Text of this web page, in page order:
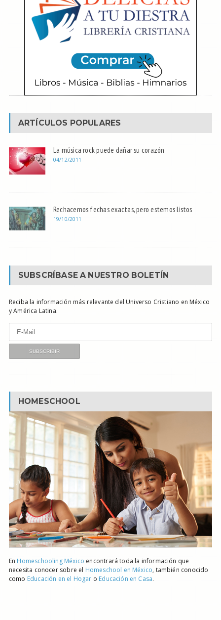
ARTÍCULOS POPULARES
La música rock puede dañar su corazón
04/12/2011
Rechacemos fechas exactas, pero estemos listos
19/10/2011
SUBSCRÍBASE A NUESTRO BOLETÍN
Reciba la información más relevante del Universo Cristiano en México
y América Latina.
HOMESCHOOL
En Homeschooling México encontrará toda la información que
necesita conocer sobre el Homeschool en México, también conocido
como Educación en el Hogar o Educación en Casa.